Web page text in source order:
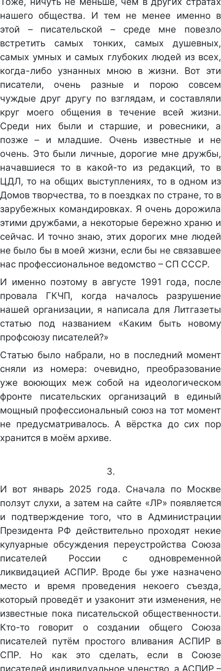
нашего общества. И тем не менее именно в
этой – писательской – среде мне повезло
встретить самых тонких, самых душевных,
самых умных и самых глубоких людей из всех,
когда-либо узнанных мною в жизни. Вот эти
писатели, очень разные и порою совсем
чуждые друг другу по взглядам, и составляли
круг моего общения в течение всей жизни.
Среди них были и старшие, и ровесники, а
позже – и младшие. Очень известные и не
очень. Это были личные, дорогие мне дружбы,
начавшиеся то в какой-то из редакций, то в
ЦДЛ, то на общих выступлениях, то в одном из
Домов творчества, то в поездках по стране, то в
зарубежных командировках. Я очень дорожила
этими дружбами, а некоторые бережно храню и
сейчас. И точно знаю, этих дорогих мне людей
не было бы в моей жизни, если бы не связавшее
нас профессиональное ведомство – СП СССР.
И именно поэтому в августе 1991 года, после
провала ГКЧП, когда началось разрушение
нашей организации, я написала для Литгазеты
статью под названием «Каким быть новому
профсоюзу писателей?»
Статью было набрали, но в последний момент
сняли из номера: очевидно, преобразование
уже воюющих меж собой на идеологическом
фронте писательских организаций в единый
мощный профессиональный союз на тот момент
не предусматривалось. А вёрстка до сих пор
хранится в моём архиве.
3.
И вот январь 2025 года. Сначала по Москве
ползут слухи, а затем на сайте «ЛР» появляется
и подтверждение того, что в Администрации
Президента РФ действительно проходят некие
кулуарные обсуждения переустройства Союза
писателей России с одновременной
ликвидацией АСПИР. Вроде бы уже назначено
место и время проведения некоего съезда,
который проведёт и узаконит эти изменения, не
известные пока писательской общественности.
Кто-то говорит о создании общего Союза
писателей путём простого вливания АСПИР в
СПР. Но как это сделать, если в Союзе